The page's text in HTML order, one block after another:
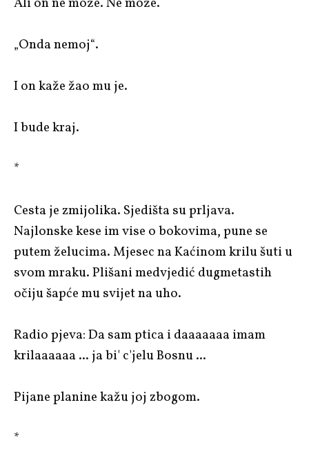
„Onda nemoj“.
I on kaže žao mu je.
I bude kraj.
*
Cesta je zmijolika. Sjedišta su prljava.
Najlonske kese im vise o bokovima, pune se
putem želucima. Mjesec na Kaćinom krilu šuti u
svom mraku. Plišani medvjedić dugmetastih
očiju šapće mu svijet na uho.
Radio pjeva: Da sam ptica i daaaaaaa imam
krilaaaaaa ... ja bi' c'jelu Bosnu ...
Pijane planine kažu joj zbogom.
*